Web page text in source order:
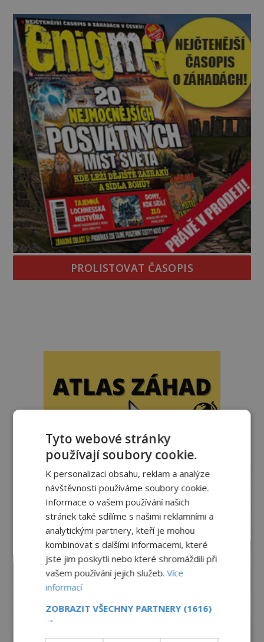
kolosů dokonce odhadem až 1650 tun. Jak lidé bez
moderních strojů dokázali takové giganty vytesat,
dopravit a přesně u
PROLISTOVAT ČASOPIS
reklama
Tyto webové stránky
používají soubory cookie.
K personalizaci obsahu, reklam a analýze
návštěvnosti používáme soubory cookie.
Informace o vašem používání našich
stránek také sdílíme s našimi reklamními a
analytickými partnery, kteří je mohou
kombinovat s dalšími informacemi, které
jste jim poskytli nebo které shromáždili při
vašem používání jejich služeb.Více
informací
ZOBRAZIT VŠECHNY PARTNERY (1616)
→